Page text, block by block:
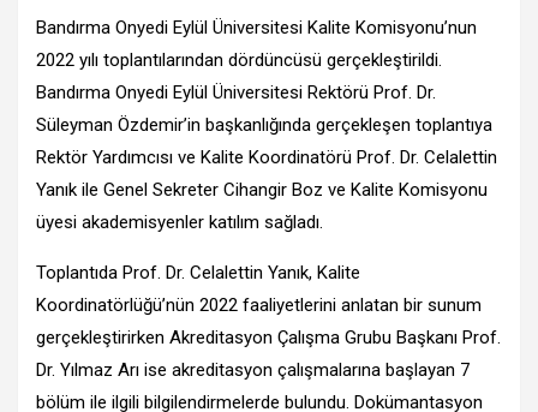
Bandırma Onyedi Eylül Üniversitesi Kalite Komisyonu’nun
2022 yılı toplantılarından dördüncüsü gerçekleştirildi.
Bandırma Onyedi Eylül Üniversitesi Rektörü Prof. Dr.
Süleyman Özdemir’in başkanlığında gerçekleşen toplantıya
Rektör Yardımcısı ve Kalite Koordinatörü Prof. Dr. Celalettin
Yanık ile Genel Sekreter Cihangir Boz ve Kalite Komisyonu
üyesi akademisyenler katılım sağladı.
Toplantıda Prof. Dr. Celalettin Yanık, Kalite
Koordinatörlüğü’nün 2022 faaliyetlerini anlatan bir sunum
gerçekleştirirken Akreditasyon Çalışma Grubu Başkanı Prof.
Dr. Yılmaz Arı ise akreditasyon çalışmalarına başlayan 7
bölüm ile ilgili bilgilendirmelerde bulundu. Dokümantasyon